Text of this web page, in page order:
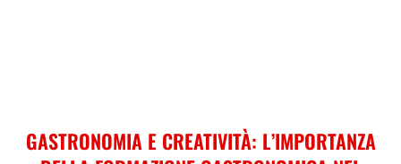
GASTRONOMIA E CREATIVITÀ: L’IMPORTANZA